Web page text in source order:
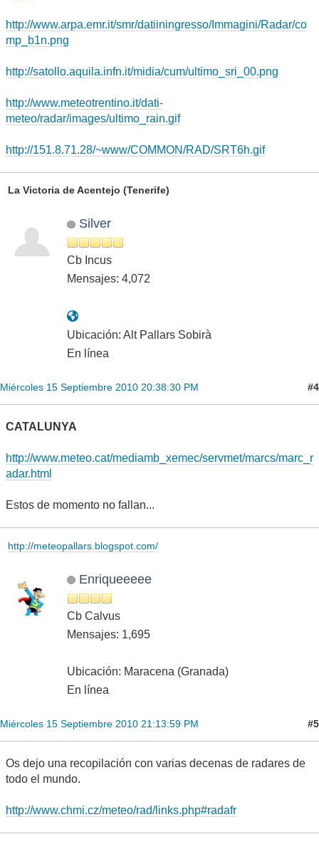
http://www.arpa.emr.it/smr/datiiningresso/Immagini/Radar/co
mp_b1n.png
http://satollo.aquila.infn.it/midia/cum/ultimo_sri_00.png
http://www.meteotrentino.it/dati-
meteo/radar/images/ultimo_rain.gif
http://151.8.71.28/~www/COMMON/RAD/SRT6h.gif
La Victoria de Acentejo (Tenerife)
Silver
Cb Incus
Mensajes: 4,072
Ubicación: Alt Pallars Sobirà
En línea
Miércoles 15 Septiembre 2010 20:38:30 PM #4
CATALUNYA
http://www.meteo.cat/mediamb_xemec/servmet/marcs/marc_r
adar.html
Estos de momento no fallan...
http://meteopallars.blogspot.com/
Enriqueeeee
Cb Calvus
Mensajes: 1,695
Ubicación: Maracena (Granada)
En línea
Miércoles 15 Septiembre 2010 21:13:59 PM #5
Os dejo una recopilación con varias decenas de radares de
todo el mundo.
http://www.chmi.cz/meteo/rad/links.php#radafr